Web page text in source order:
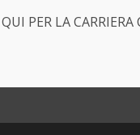
PER LA